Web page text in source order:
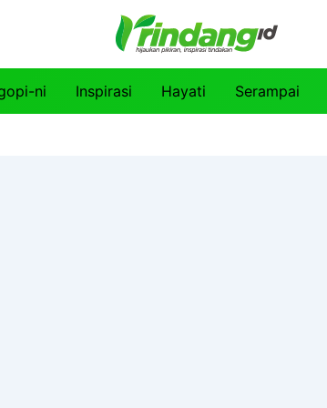
ni Inspirasi Hayati Serampai